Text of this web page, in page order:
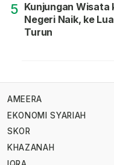
5 Kunjungan Wisata
Negeri Naik, ke
Turun
AMEERA
EKONOMI SYARIAH
SKOR
KHAZANAH